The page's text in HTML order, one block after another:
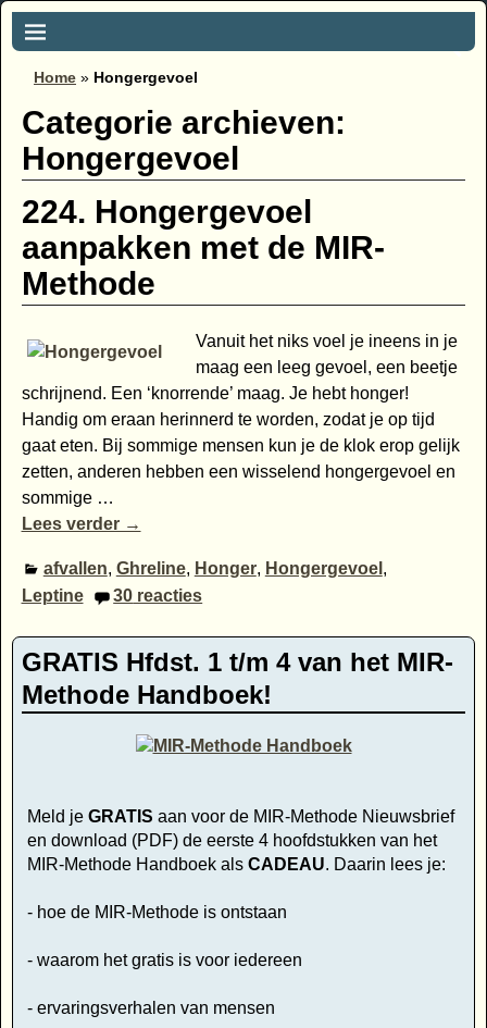
Home » Hongergevoel
Categorie archieven:
Hongergevoel
224. Hongergevoel
aanpakken met de MIR-
Methode
Vanuit het niks voel je ineens in je
maag een leeg gevoel, een beetje
schrijnend. Een ‘knorrende’ maag. Je hebt honger!
Handig om eraan herinnerd te worden, zodat je op tijd
gaat eten. Bij sommige mensen kun je de klok erop gelijk
zetten, anderen hebben een wisselend hongergevoel en
sommige …
Lees verder →
afvallen, Ghreline, Honger, Hongergevoel ,
Leptine
30 reacties
GRATIS Hfdst. 1 t/m 4 van het MIR-
Methode Handboek!
Meld je GRATIS aan voor de MIR-Methode Nieuwsbrief
en download (PDF) de eerste 4 hoofdstukken van het
MIR-Methode Handboek als CADEAU. Daarin lees je:
- hoe de MIR-Methode is ontstaan
- waarom het gratis is voor iedereen
- ervaringsverhalen van mensen